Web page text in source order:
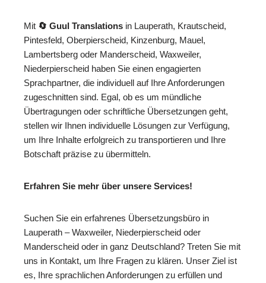
Mit 🔄 Guul Translations in Lauperath, Krautscheid,
Pintesfeld, Oberpierscheid, Kinzenburg, Mauel,
Lambertsberg oder Manderscheid, Waxweiler,
Niederpierscheid haben Sie einen engagierten
Sprachpartner, die individuell auf Ihre Anforderungen
zugeschnitten sind. Egal, ob es um mündliche
Übertragungen oder schriftliche Übersetzungen geht,
stellen wir Ihnen individuelle Lösungen zur Verfügung,
um Ihre Inhalte erfolgreich zu transportieren und Ihre
Botschaft präzise zu übermitteln.
Erfahren Sie mehr über unsere Services!
Suchen Sie ein erfahrenes Übersetzungsbüro in
Lauperath – Waxweiler, Niederpierscheid oder
Manderscheid oder in ganz Deutschland? Treten Sie mit
uns in Kontakt, um Ihre Fragen zu klären. Unser Ziel ist
es, Ihre sprachlichen Anforderungen zu erfüllen und